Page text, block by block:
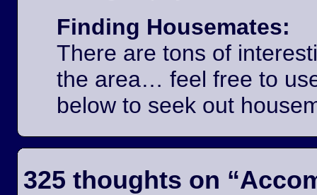
Finding Housemates:
There are tons of
the area… feel free to
below to seek out
325 thoughts on “